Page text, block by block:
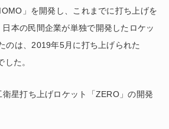
」を開発し、これまでに打ち上げを
本の民間企業が単独で開発したロケッ
のは、2019年5月に打ち上げられた
た。
星打ち上げロケット「ZERO」の開発